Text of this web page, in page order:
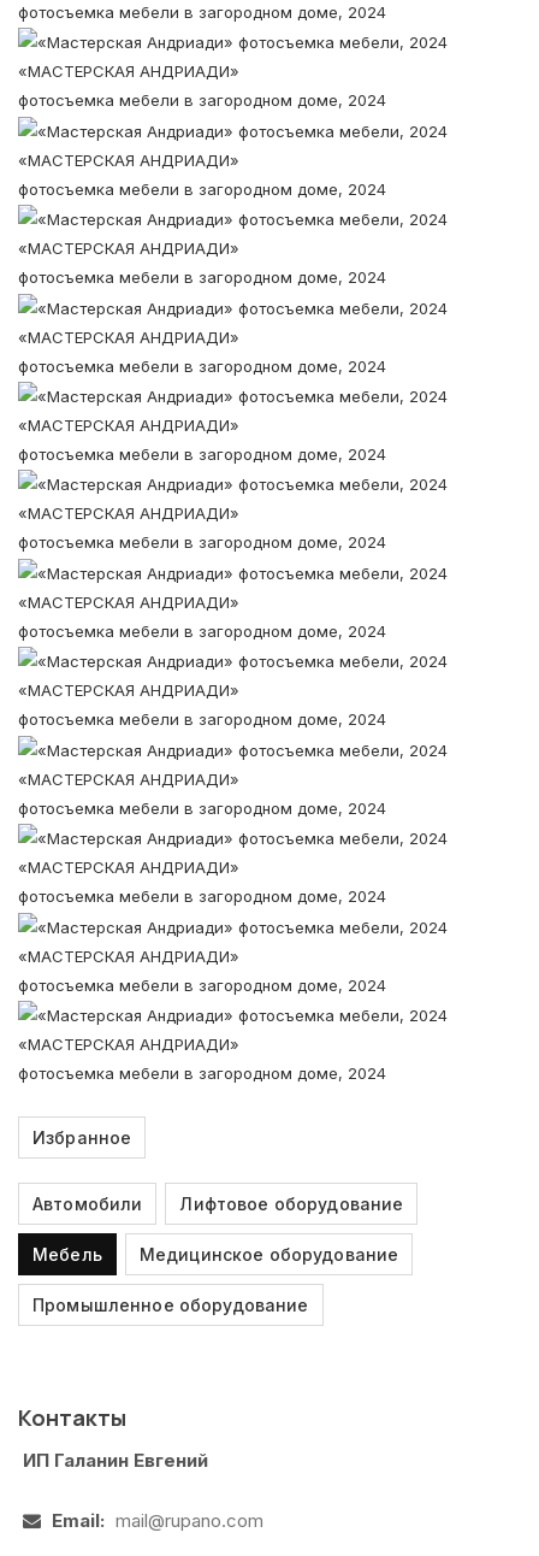
фотосъемка мебели в загородном доме, 2024
«МАСТЕРСКАЯ АНДРИАДИ»
фотосъемка мебели в загородном доме, 2024
«МАСТЕРСКАЯ АНДРИАДИ»
фотосъемка мебели в загородном доме, 2024
«МАСТЕРСКАЯ АНДРИАДИ»
фотосъемка мебели в загородном доме, 2024
«МАСТЕРСКАЯ АНДРИАДИ»
фотосъемка мебели в загородном доме, 2024
«МАСТЕРСКАЯ АНДРИАДИ»
фотосъемка мебели в загородном доме, 2024
«МАСТЕРСКАЯ АНДРИАДИ»
фотосъемка мебели в загородном доме, 2024
«МАСТЕРСКАЯ АНДРИАДИ»
фотосъемка мебели в загородном доме, 2024
«МАСТЕРСКАЯ АНДРИАДИ»
фотосъемка мебели в загородном доме, 2024
«МАСТЕРСКАЯ АНДРИАДИ»
фотосъемка мебели в загородном доме, 2024
«МАСТЕРСКАЯ АНДРИАДИ»
фотосъемка мебели в загородном доме, 2024
«МАСТЕРСКАЯ АНДРИАДИ»
фотосъемка мебели в загородном доме, 2024
«МАСТЕРСКАЯ АНДРИАДИ»
фотосъемка мебели в загородном доме, 2024
Избранное
Автомобили Лифтовое оборудование
Мебель Медицинское оборудование
Промышленное оборудование
Контакты
ИП Галанин Евгений
Email: mail@rupano.com